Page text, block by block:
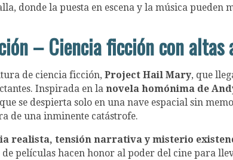
donde la puesta en escena y la música pueden
– Ciencia ficción con altas
de ciencia ficción,Project Hail Mary, que
Inspirada en lanovela homónima de
se despierta solo en una nave espacial sin
de una inminente catástrofe.
realista, tensión narrativa y misterio
películas hacen honor al poder del cine para